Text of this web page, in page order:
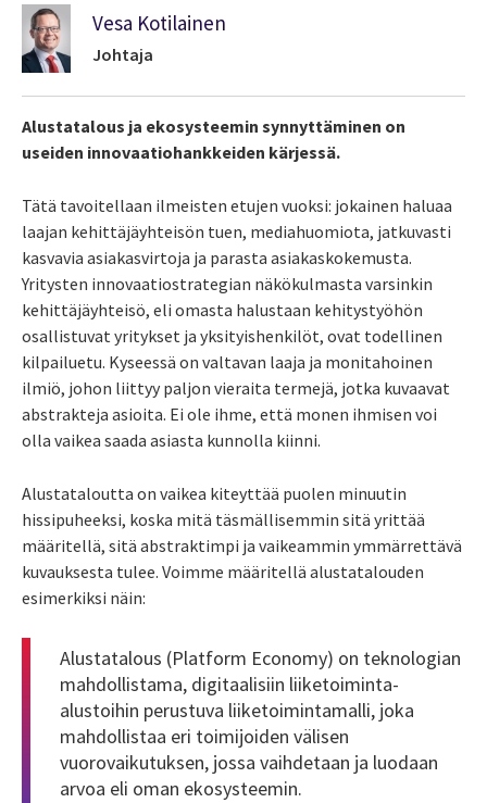
Vesa Kotilainen
Johtaja
Alustatalous ja ekosysteemin synnyttäminen on
useiden innovaatiohankkeiden kärjessä.
Tätä tavoitellaan ilmeisten etujen vuoksi: jokainen haluaa
laajan kehittäjäyhteisön tuen, mediahuomiota, jatkuvasti
kasvavia asiakasvirtoja ja parasta asiakaskokemusta.
Yritysten innovaatiostrategian näkökulmasta varsinkin
kehittäjäyhteisö, eli omasta halustaan kehitystyöhön
osallistuvat yritykset ja yksityishenkilöt, ovat todellinen
kilpailuetu. Kyseessä on valtavan laaja ja monitahoinen
ilmiö, johon liittyy paljon vieraita termejä, jotka kuvaavat
abstrakteja asioita. Ei ole ihme, että monen ihmisen voi
olla vaikea saada asiasta kunnolla kiinni.
Alustataloutta on vaikea kiteyttää puolen minuutin
hissipuheeksi, koska mitä täsmällisemmin sitä yrittää
määritellä, sitä abstraktimpi ja vaikeammin ymmärrettävä
kuvauksesta tulee. Voimme määritellä alustatalouden
esimerkiksi näin:
Alustatalous (Platform Economy) on teknologian
mahdollistama, digitaalisiin liiketoiminta-
alustoihin perustuva liiketoimintamalli, joka
mahdollistaa eri toimijoiden välisen
vuorovaikutuksen, jossa vaihdetaan ja luodaan
arvoa eli oman ekosysteemin.